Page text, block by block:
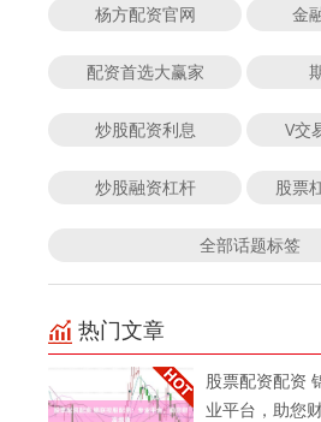
杨方配资官网 金
配资首选大赢家
炒股配资利息 V交
炒股融资杠杆 股票
全部话题标签
热门文章
股票配资配资
业平台，助您